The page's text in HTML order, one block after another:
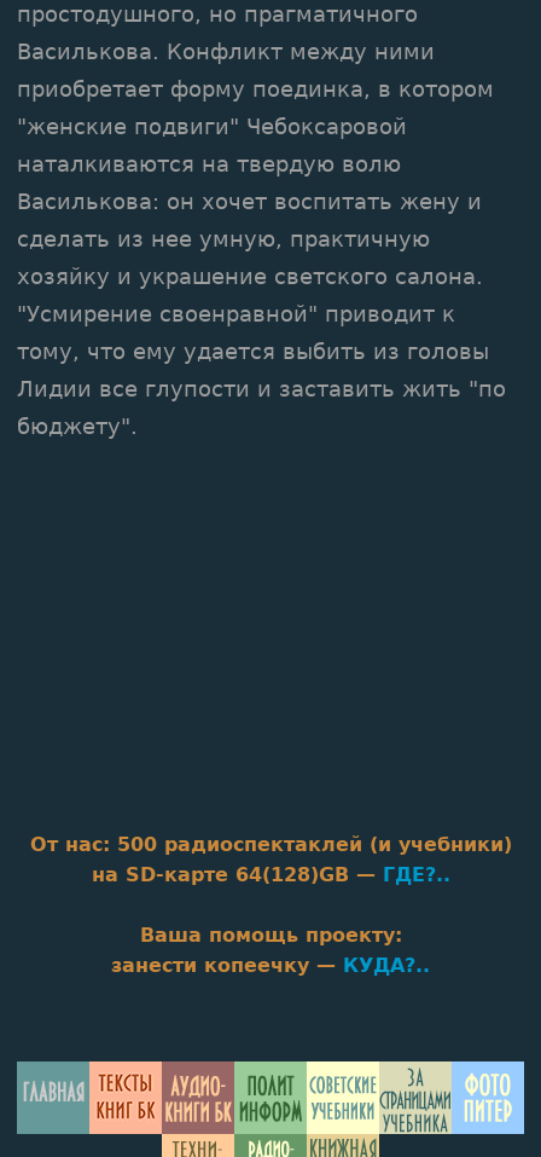
простодушного, но прагматичного
Василькова. Конфликт между ними
приобретает форму поединка, в котором
"женские подвиги" Чебоксаровой
наталкиваются на твердую волю
Василькова: он хочет воспитать жену и
сделать из нее умную, практичную
хозяйку и украшение светского салона.
"Усмирение своенравной" приводит к
тому, что ему удается выбить из головы
Лидии все глупости и заставить жить "по
бюджету".
От нас: 500 радиоспектаклей (и учебники)
на SD‑карте 64(128)GB — ГДЕ?..
Baшa помощь проекту:
занести копеечку — КУДА?..